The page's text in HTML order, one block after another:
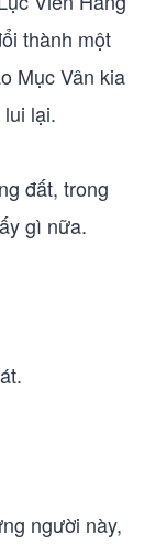
thành một
Mục Vân kia
lại.
đất, trong
gì nữa.
người này,